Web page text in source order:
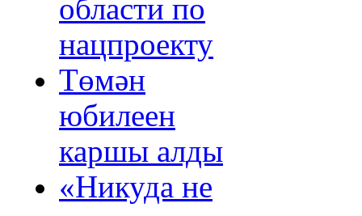
области по
нацпроекту
Төмән
юбилеен
каршы алды
«Никуда не